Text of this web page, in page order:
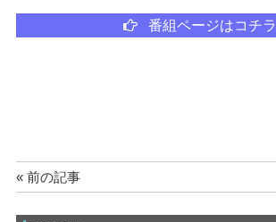
番組ページはコチラ
« 前の記事